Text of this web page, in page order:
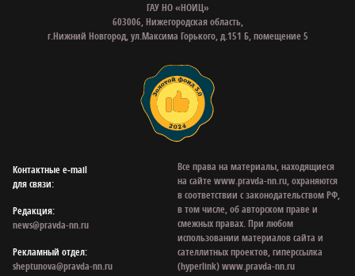
ГАУ НО «НОИЦ»
603006, Нижегородская область,
г.Нижний Новгород, ул.Максима Горького, д.151 Б, помещение 5
Контактные e‑mail
для связи:
Редакция:
news@pravda-nn.ru
Рекламный отдел:
sheptunova@pravda-nn.ru
Все права на материалы, находящиеся
на сайте www.pravda-nn.ru, охраняются
в соответствии с законодательством РФ,
в том числе, об авторском праве и
смежных правах. При любом
использовании материалов сайта и
сателлитных проектов, гиперссылка
(hyperlink) www.pravda-nn.ru